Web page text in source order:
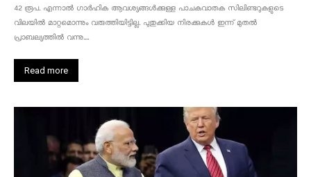
42 രൂപ. എന്നാൽ ഗാർഹിക ആവശ്യങ്ങൾക്കുള്ള പാചകവാതക സിലിണ്ടറുകളുടെ
വിലയിൽ മാറ്റമൊന്നും വരുത്തിയിട്ടില്ല. പുതുക്കിയ നിരക്കുകൾ ഇന്ന് മുതൽ
പ്രാബല്യത്തിൽ വന്നു....
Read more